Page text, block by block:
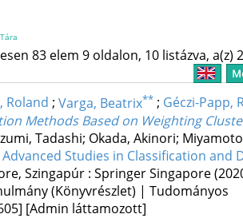
83 elem 9 oldalon, 10 listázva, a(z)
Roland ; Varga, Beatrix** ; Géczi-Papp,
Methods Based on Weighting
Tadashi; Okada, Akinori;
Advanced Studies in Classification and
Szingapúr : Springer Singapore
(Könyvrészlet) | Tudományos
[Admin láttamozott]